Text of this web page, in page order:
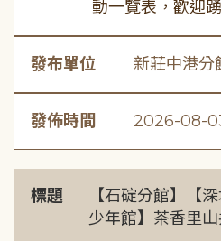
動一覽表，歡迎
發布單位 新莊中港分
發佈時間 2026-08-
標題
【石碇分館】【
少年館】茶香里